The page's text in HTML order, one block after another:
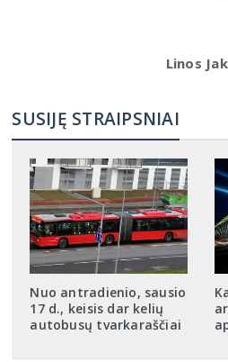
Linos
SUSIJĘ STRAIPSNIAI
Nuo antradienio, sausio
17 d., keisis dar kelių
autobusų tvarkaraščiai